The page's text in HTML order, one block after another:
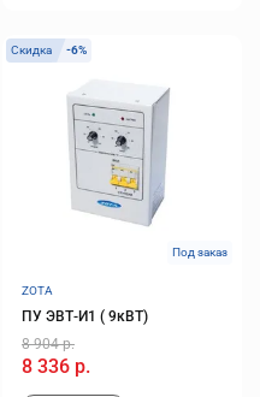
Скидка -6%
Под заказ
ZOTA
ПУ ЭВТ-И1 ( 9кВТ)
8 904 р.
8 336 р.